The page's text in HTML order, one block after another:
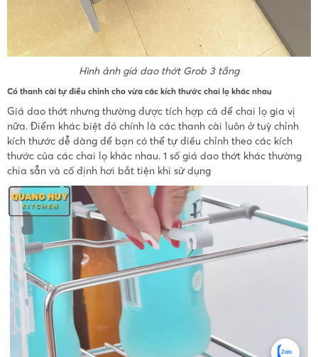
Hình ảnh giá dao thớt Grob 3 tầng
Có thanh cài tự điều chỉnh cho vừa các kích thước chai lọ khác nhau
Giá dao thớt nhưng thường được tích hợp cả để chai lọ gia vị
nữa. Điểm khác biệt đó chính là các thanh cài luôn ở tuỳ chỉnh
kích thước dễ dàng để bạn có thể tự điều chỉnh theo các kích
thước của các chai lọ khác nhau. 1 số giá dao thớt khác thường
chia sẵn và cố định hơi bắt tiện khi sử dụng